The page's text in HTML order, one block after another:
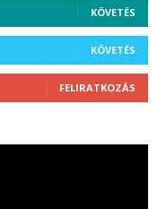
KÖVETÉS
KÖVETÉS
FELIRATKOZÁS